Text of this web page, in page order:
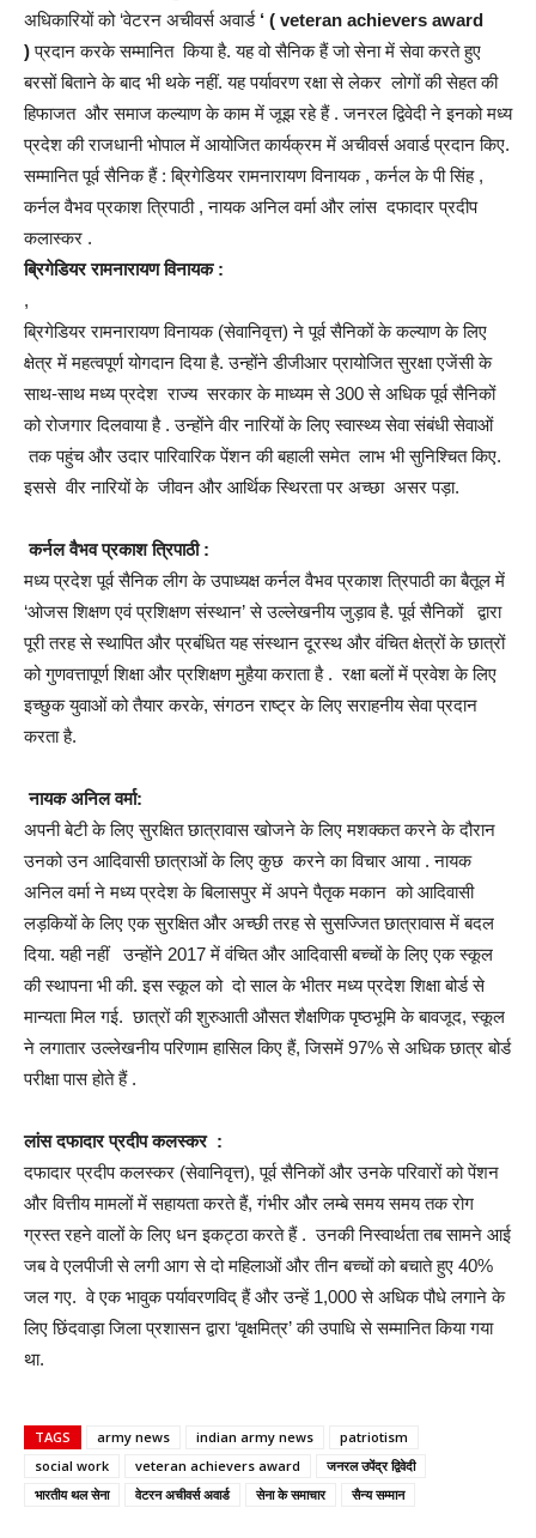
अधिकारियों को ‘वेटरन अचीवर्स अवार्ड ‘ ( veteran achievers award
)प्रदान करके सम्मानित किया है. यह वो सैनिक हैं जो सेना में सेवा करते हुए
बरसों बिताने के बाद भी थके नहीं. यह पर्यावरण रक्षा से लेकर लोगों की सेहत की
हिफाजत और समाज कल्याण के काम में जूझ रहे हैं . जनरल द्विवेदी ने इनको मध्य
प्रदेश की राजधानी भोपाल में आयोजित कार्यक्रम में अचीवर्स अवार्ड प्रदान किए.
सम्मानित पूर्व सैनिक हैं : ब्रिगेडियर रामनारायण विनायक , कर्नल के पी सिंह ,
कर्नल वैभव प्रकाश त्रिपाठी , नायक अनिल वर्मा और लांस दफादार प्रदीप
कलास्कर .
ब्रिगेडियर रामनारायण विनायक :
,
ब्रिगेडियर रामनारायण विनायक (सेवानिवृत्त) ने पूर्व सैनिकों के कल्याण के लिए
क्षेत्र में महत्वपूर्ण योगदान दिया है. उन्होंने डीजीआर प्रायोजित सुरक्षा एजेंसी के
साथ-साथ मध्य प्रदेश राज्य सरकार के माध्यम से 300 से अधिक पूर्व सैनिकों
को रोजगार दिलवाया है . उन्होंने वीर नारियों के लिए स्वास्थ्य सेवा संबंधी सेवाओं
तक पहुंच और उदार पारिवारिक पेंशन की बहाली समेत लाभ भी सुनिश्चित किए.
इससे वीर नारियों के जीवन और आर्थिक स्थिरता पर अच्छा असर पड़ा.
कर्नल वैभव प्रकाश त्रिपाठी :
मध्य प्रदेश पूर्व सैनिक लीग के उपाध्यक्ष कर्नल वैभव प्रकाश त्रिपाठी का बैतूल में
‘ओजस शिक्षण एवं प्रशिक्षण संस्थान’ से उल्लेखनीय जुड़ाव है. पूर्व सैनिकों द्वारा
पूरी तरह से स्थापित और प्रबंधित यह संस्थान दूरस्थ और वंचित क्षेत्रों के छात्रों
को गुणवत्तापूर्ण शिक्षा और प्रशिक्षण मुहैया कराता है . रक्षा बलों में प्रवेश के लिए
इच्छुक युवाओं को तैयार करके, संगठन राष्ट्र के लिए सराहनीय सेवा प्रदान
करता है.
नायक अनिल वर्मा:
अपनी बेटी के लिए सुरक्षित छात्रावास खोजने के लिए मशक्कत करने के दौरान
उनको उन आदिवासी छात्राओं के लिए कुछ करने का विचार आया . नायक
अनिल वर्मा ने मध्य प्रदेश के बिलासपुर में अपने पैतृक मकान को आदिवासी
लड़कियों के लिए एक सुरक्षित और अच्छी तरह से सुसज्जित छात्रावास में बदल
दिया. यही नहीं उन्होंने 2017 में वंचित और आदिवासी बच्चों के लिए एक स्कूल
की स्थापना भी की. इस स्कूल को दो साल के भीतर मध्य प्रदेश शिक्षा बोर्ड से
मान्यता मिल गई. छात्रों की शुरुआती औसत शैक्षणिक पृष्ठभूमि के बावजूद, स्कूल
ने लगातार उल्लेखनीय परिणाम हासिल किए हैं, जिसमें 97% से अधिक छात्र बोर्ड
परीक्षा पास होते हैं .
लांस दफादार प्रदीप कलस्कर :
दफादार प्रदीप कलस्कर (सेवानिवृत्त), पूर्व सैनिकों और उनके परिवारों को पेंशन
और वित्तीय मामलों में सहायता करते हैं, गंभीर और लम्बे समय समय तक रोग
ग्रस्त रहने वालों के लिए धन इकट्ठा करते हैं . उनकी निस्वार्थता तब सामने आई
जब वे एलपीजी से लगी आग से दो महिलाओं और तीन बच्चों को बचाते हुए 40%
जल गए. वे एक भावुक पर्यावरणविद् हैं और उन्हें 1,000 से अधिक पौधे लगाने के
लिए छिंदवाड़ा जिला प्रशासन द्वारा ‘वृक्षमित्र’ की उपाधि से सम्मानित किया गया
था.
TAGS army news indian army news
patriotism
social work
veteran achievers award
जनरल उपेंद्र द्विवेदी
भारतीय थल सेना
वेटरन अचीवर्स अवार्ड सेना के समाचार सैन्य सम्मान